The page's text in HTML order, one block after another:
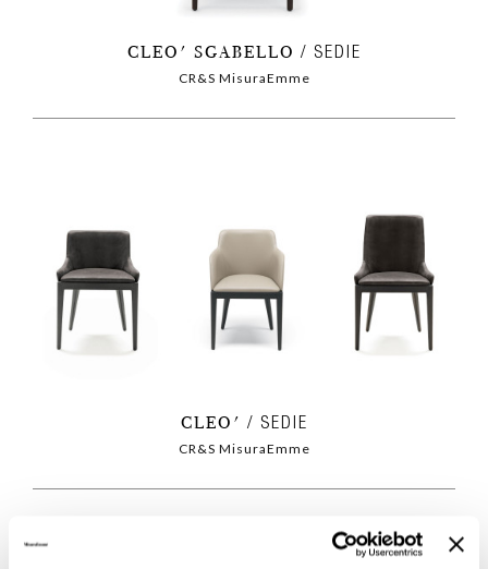
CLEO' SGABELLO SEDIE
CR&S MisuraEmme
CLEO' SEDIE
CR&S MisuraEmme